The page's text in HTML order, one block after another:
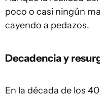
poco o casi ningún
cayendo a pedazos.
Decadencia y
En la década de los